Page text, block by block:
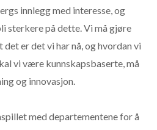
innlegg med interesse, og
sterkere på dette. Vi må gjøre
er det vi har nå, og hvordan vi
vi være kunnskapsbaserte, må
og innovasjon.
med departementene for å